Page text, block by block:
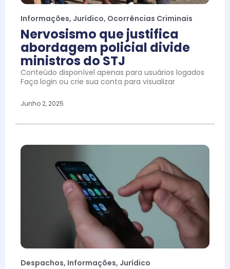
Informações, Jurídico, Ocorrências Criminais
Nervosismo que justifica
abordagem policial divide
ministros do STJ
Conteúdo disponível apenas para usuários logados
Faça login ou crie sua conta para visualizar
Junho 2, 2025
Despachos, Informações, Jurídico